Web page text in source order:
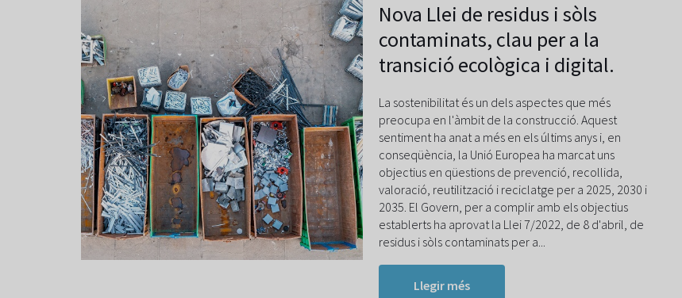
Nova Llei de residus i sòls
contaminats, clau per a la
transició ecològica i digital.
La sostenibilitat és un dels aspectes que més
preocupa en l'àmbit de la construcció. Aquest
sentiment ha anat a més en els últims anys i, en
conseqüència, la Unió Europea ha marcat uns
objectius en qüestions de prevenció, recollida,
valoració, reutilització i reciclatge per a 2025, 2030 i
2035. El Govern, per a complir amb els objectius
establerts ha aprovat la Llei 7/2022, de 8 d'abril, de
residus i sòls contaminats per a...
Llegir més